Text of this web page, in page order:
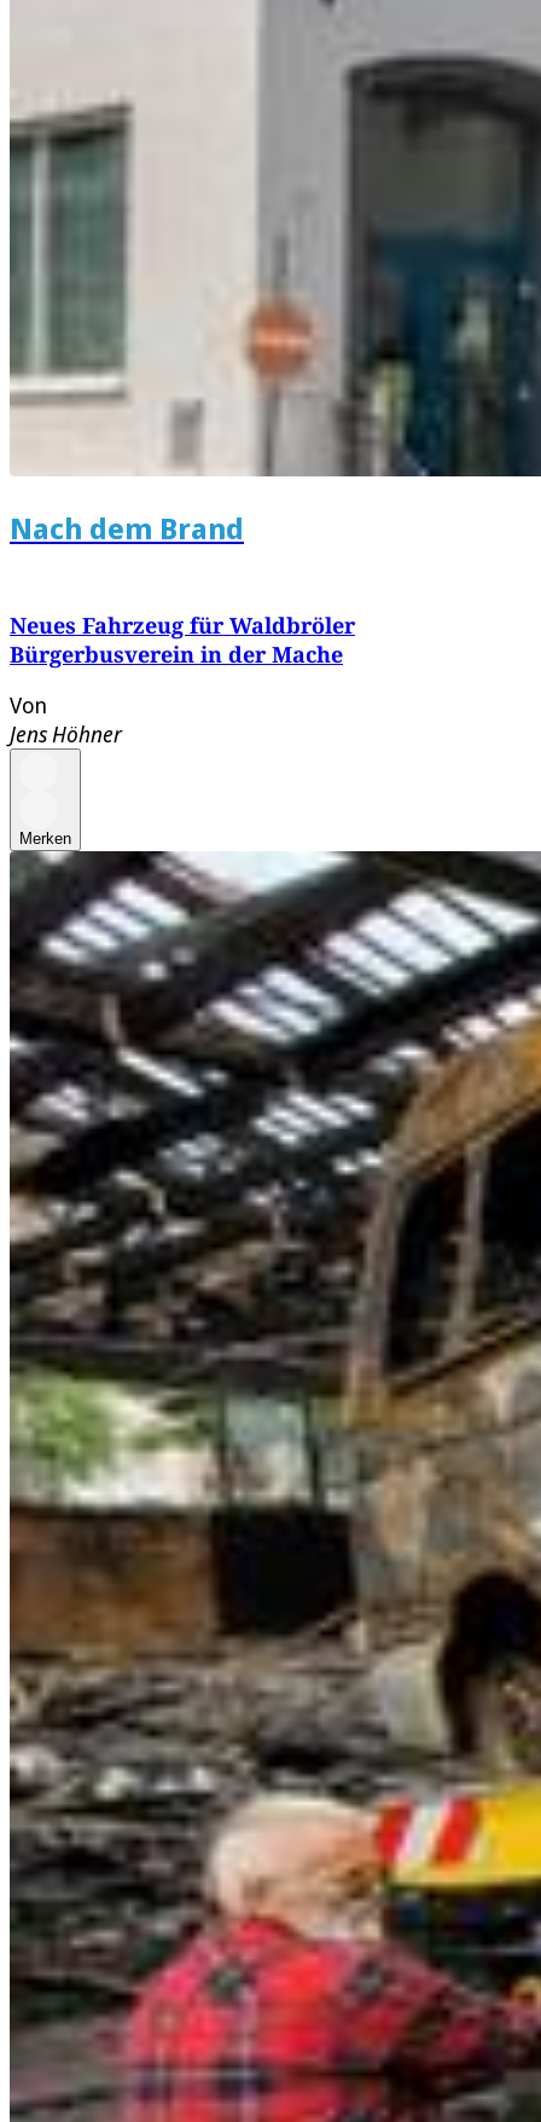
Nach dem Brand
Neues Fahrzeug für Waldbröler
Bürgerbusverein in der Mache
Von
Jens Höhner
Merken